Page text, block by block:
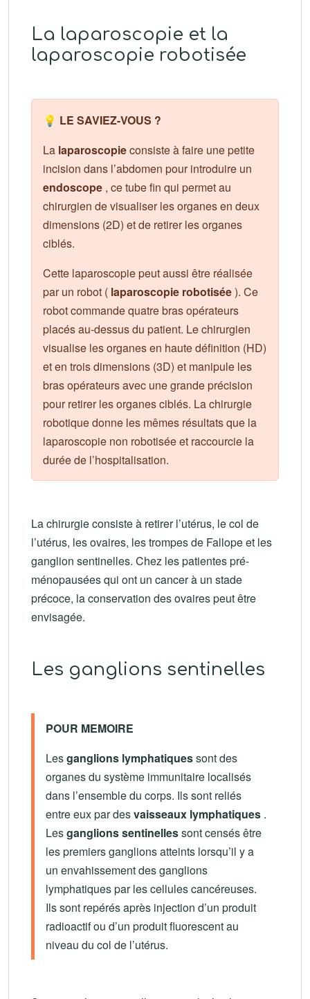
La laparoscopie et la
laparoscopie robotisée
💡 LE SAVIEZ-VOUS ?
La laparoscopieconsiste à faire une petite
incision dans l’abdomen pour introduire un
endoscope , ce tube fin qui permet au
chirurgien de visualiser les organes en deux
dimensions (2D) et de retirer les organes
ciblés.
Cette laparoscopie peut aussi être réalisée
par un robot ( laparoscopie robotisée). Ce
robot commande quatre bras opérateurs
placés au-dessus du patient. Le chirurgien
visualise les organes en haute définition (HD)
et en trois dimensions (3D) et manipule les
bras opérateurs avec une grande précision
pour retirer les organes ciblés. La chirurgie
robotique donne les mêmes résultats que la
laparoscopie non robotisée et raccourcie la
durée de l’hospitalisation.
La chirurgie consiste à retirer l’utérus, le col de
l’utérus, les ovaires, les trompes de Fallope et les
ganglion sentinelles. Chez les patientes pré-
ménopausées qui ont un cancer à un stade
précoce, la conservation des ovaires peut être
envisagée.
Les ganglions sentinelles
POUR MEMOIRE
Lesganglions lymphatiquessont des
organes du système immunitaire localisés
dans l’ensemble du corps. Ils sont reliés
entre eux par desvaisseaux lymphatiques .
Lesganglions sentinellessont censés être
les premiers ganglions atteints lorsqu’il y a
un envahissement des ganglions
lymphatiques par les cellules cancéreuses.
Ils sont repérés après injection d’un produit
radioactif ou d’un produit fluorescent au
niveau du col de l’utérus.